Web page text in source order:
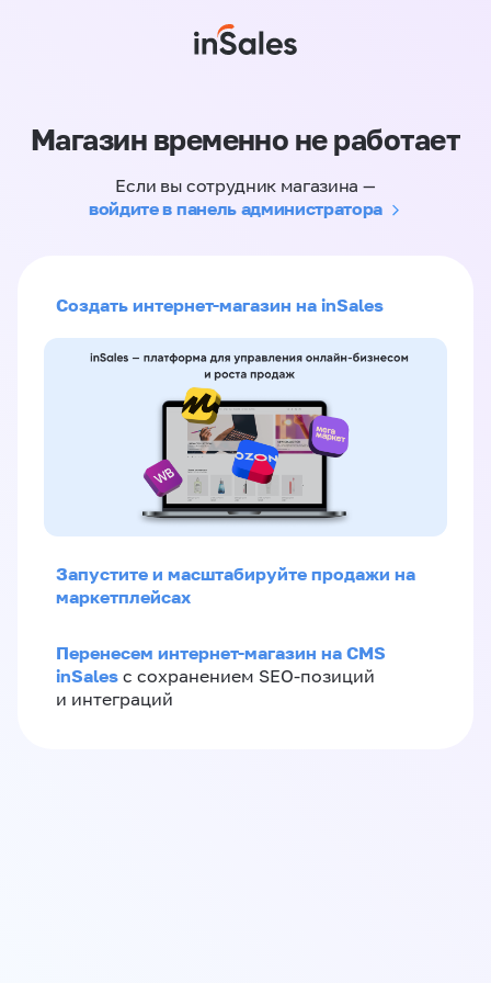
Магазин временно не работает
Если вы сотрудник магазина —
войдите в панель администратора
Создать интернет-магазин на inSales
Запустите и масштабируйте продажи на
маркетплейсах
Перенесем интернет-магазин на CMS
inSales с сохранением SEO-позиций
и интеграций